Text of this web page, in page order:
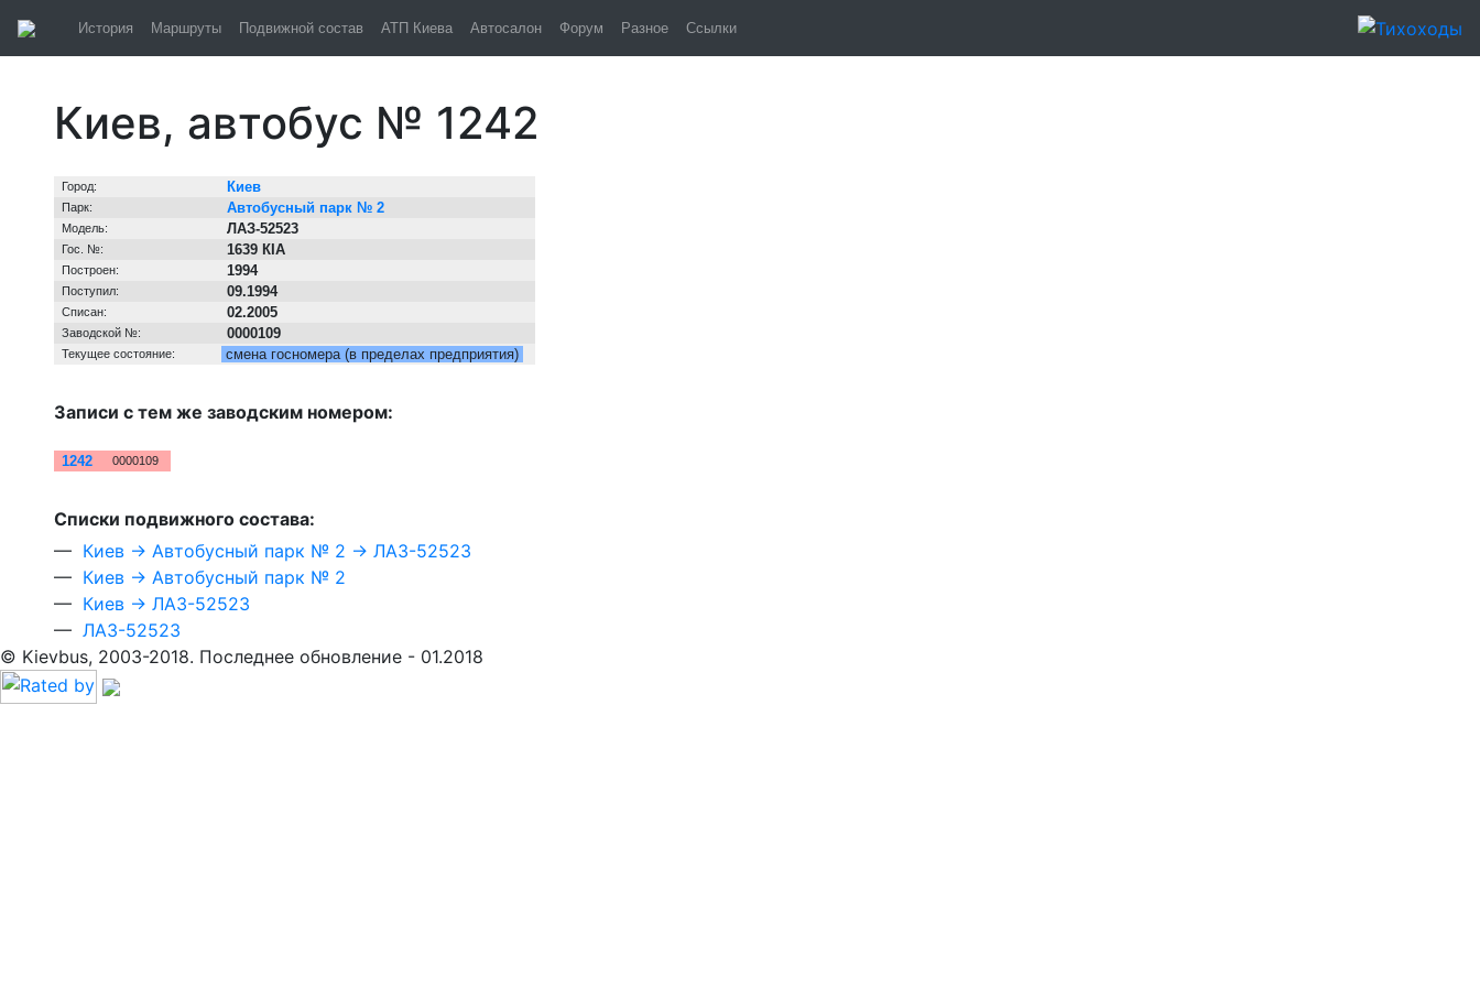
История Маршруты Подвижной состав АТП Киева Автосалон Форум Разное Ссылки
Киев, автобус № 1242
Город:
Киев
Парк: Автобусный парк № 2
Модель: ЛАЗ-52523
Гос. №: 1639 КІА
Построен: 1994
Поступил: 09.1994
Списан: 02.2005
Заводской №: 0000109
Текущее состояние: смена госномера (в пределах предприятия)
Записи с тем же заводским номером:
1242 0000109
Cписки подвижного состава:
— Киев → Автобусный парк № 2 → ЛАЗ-52523
— Киев → Автобусный парк № 2
— Киев → ЛАЗ-52523
— ЛАЗ-52523
© Kievbus, 2003-2018. Последнее обновление - 01.2018